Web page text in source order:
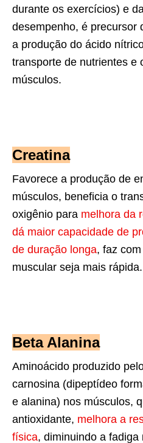
durante os exercícios) e
desempenho, é precursor
a produção do ácido
transporte de nutrientes e
músculos.
Creatina
Favorece a produção de
músculos, beneficia o
oxigênio para melhora da
dá maior capacidade de
de duração longa, faz
muscular seja mais rápida.
Beta Alanina
Aminoácido produzido
carnosina (dipeptídeo
e alanina) nos músculos,
antioxidante, melhora a
física, diminuindo a fadiga